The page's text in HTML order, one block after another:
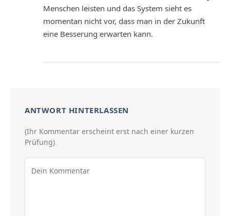
Menschen leisten und das System sieht es
momentan nicht vor, dass man in der Zukunft
eine Besserung erwarten kann.
ANTWORT HINTERLASSEN
(Ihr Kommentar erscheint erst nach einer kurzen
Prüfung)